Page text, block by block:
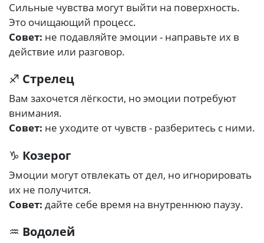
Сильные чувства могут выйти на поверхность.
Это очищающий процесс.
Совет: не подавляйте эмоции - направьте их в
действие или разговор.
♐ Стрелец
Вам захочется лёгкости, но эмоции потребуют
внимания.
Совет: не уходите от чувств - разберитесь с ними.
♑ Козерог
Эмоции могут отвлекать от дел, но игнорировать
их не получится.
Совет: дайте себе время на внутреннюю паузу.
♒ Водолей